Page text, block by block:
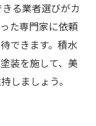
る業者選びがカ
た専門家に依頼
できます。積水
装を施して、美
しましょう。